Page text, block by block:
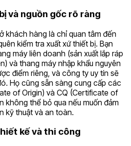
và nguồn gốc rõ ràng
khách hàng là chỉ quan tâm đến
kiểm tra xuất xứ thiết bị. Bạn
máy liên doanh (sản xuất lắp ráp
và thang máy nhập khẩu nguyên
điểm riêng, và công ty uy tín sẽ
Họ cũng sẵn sàng cung cấp các
of Origin) và CQ (Certificate of
không thể bỏ qua nếu muốn đảm
kỹ thuật và an toàn.
kế và thi công